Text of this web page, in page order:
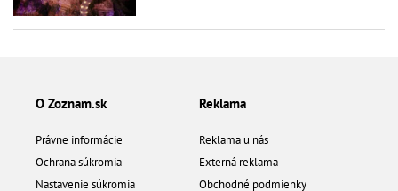
O Zoznam.sk
Právne informácie
Ochrana súkromia
Nastavenie súkromia
Reklama
Reklama u nás
Externá reklama
Obchodné podmienky